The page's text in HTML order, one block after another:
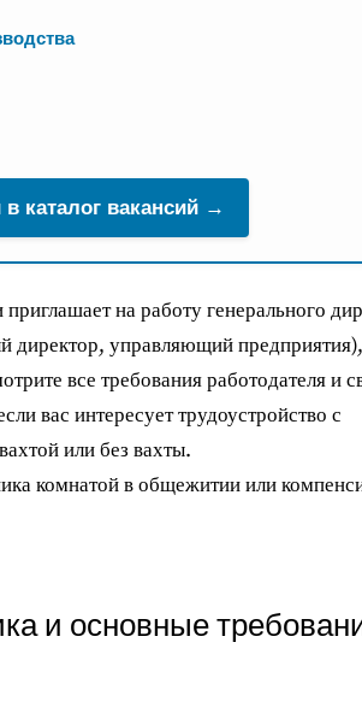
в каталог вакансий →
на работу генерального
директор, управляющий предприятия),
все требования работодателя и
вас интересует трудоустройство с
или без вахты.
комнатой в общежитии или
и основные